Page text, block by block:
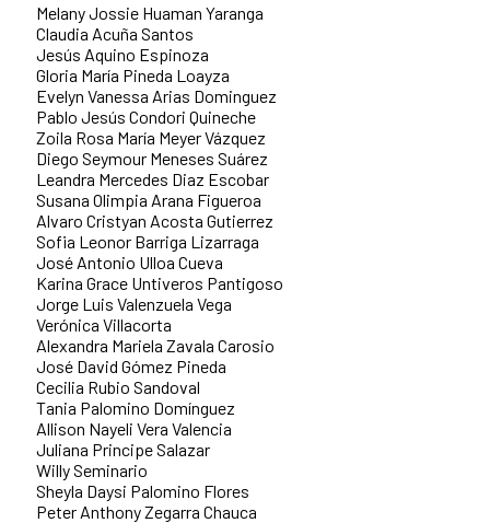
Melany Jossie Huaman Yaranga
Claudia Acuña Santos
Jesús Aquino Espinoza
Gloria María Pineda Loayza
Evelyn Vanessa Arias Dominguez
Pablo Jesús Condori Quineche
Zoila Rosa María Meyer Vázquez
Diego Seymour Meneses Suárez
Leandra Mercedes Diaz Escobar
Susana Olimpia Arana Figueroa
Alvaro Cristyan Acosta Gutierrez
Sofia Leonor Barriga Lizarraga
José Antonio Ulloa Cueva
Karina Grace Untiveros Pantigoso
Jorge Luis Valenzuela Vega
Verónica Villacorta
Alexandra Mariela Zavala Carosio
José David Gómez Pineda
Cecilia Rubio Sandoval
Tania Palomino Domínguez
Allison Nayeli Vera Valencia
Juliana Principe Salazar
Willy Seminario
Sheyla Daysi Palomino Flores
Peter Anthony Zegarra Chauca